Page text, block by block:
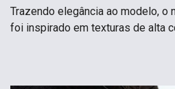
Trazendo elegância ao modelo, o
foi inspirado em texturas de alta